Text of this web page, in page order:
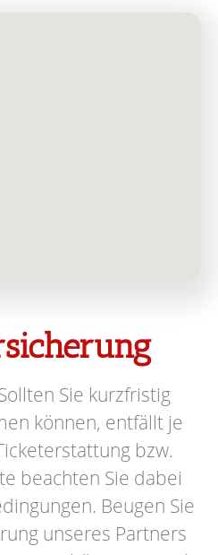
Sie kurzfristig
können, entfällt je
bzw.
beachten Sie dabei
Beugen Sie
unseres Partners